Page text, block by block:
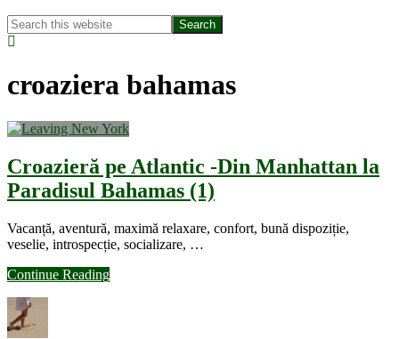
Search
this
Hide
croaziera bahamas
Croazieră pe Atlantic -Din Manhattan la
Paradisul Bahamas (1)
Vacanță, aventură, maximă relaxare, confort, bună dispoziție,
veselie, introspecție, socializare, …
Continue Readingabout